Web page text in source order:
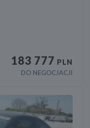
183 777 PLN
DO NEGOCJACJI